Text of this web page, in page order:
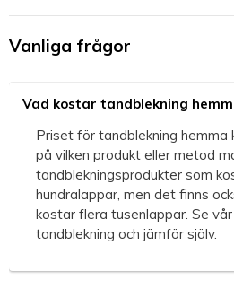
Vanliga frågor
Vad kostar tandblekning
Priset för tandblekning hemma
på vilken produkt eller metod
tandblekningsprodukter som
hundralappar, men det finns
kostar flera tusenlappar. Se
tandblekning och jämför själv.